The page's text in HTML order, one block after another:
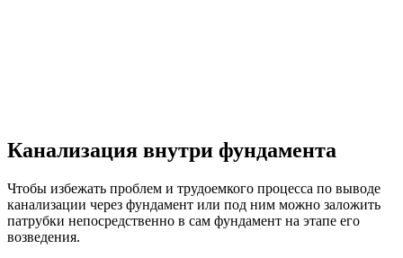
Канализация внутри фундамента
Чтобы избежать проблем и трудоемкого процесса по выводе
канализации через фундамент или под ним можно заложить
патрубки непосредственно в сам фундамент на этапе его
возведения.